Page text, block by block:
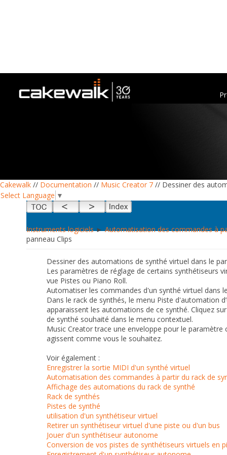
Cakewalk // Documentation // Music Creator 7 // Dessiner des
Select Language ▼
Instruments logiciels►Automatisation des commandes à
panneau Clips
Dessiner des automations de synthé virtuel dans le
Les paramètres de réglage de certains synthétiseurs
vue Pistes ou Piano Roll.
Automatiser les commandes d'un synthé virtuel dans
Dans le rack de synthés, le menu Piste d'automation
apparaissent les automations de ce synthé. Cliquez
de synthé souhaité dans le menu contextuel.
Music Creator trace une enveloppe pour le
agissent comme vous le souhaitez.
Voir également :
Enregistrer la sortie MIDI d'un synthé virtuel
Automatisation des commandes à partir du rack de
Affichage des automations du rack de synthé
Rack de synthés
Pistes de synthé
utilisation d'un synthétiseur virtuel
Retirer un synthétiseur virtuel d'une piste ou d'un bus
Jouer d'un synthétiseur autonome
Conversion de vos pistes de synthétiseurs virtuels en